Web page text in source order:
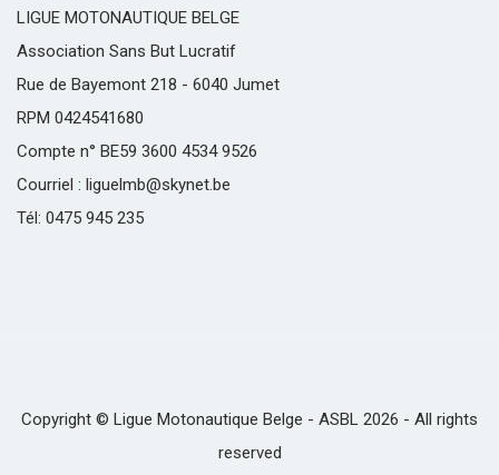
LIGUE MOTONAUTIQUE BELGE
Association Sans But Lucratif
Rue de Bayemont 218 - 6040 Jumet
RPM 0424541680
Compte n° BE59 3600 4534 9526
Courriel : liguelmb@skynet.be
Tél: 0475 945 235
Copyright © Ligue Motonautique Belge - ASBL 2026 - All rights
reserved